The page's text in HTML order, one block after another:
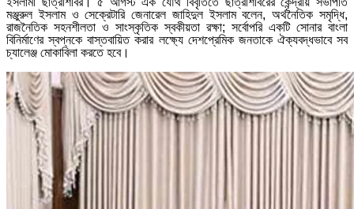
মঞ্জুরুল ইসলাম ও সেক্রেটারি জেনারেল জাহিদুল ইসলাম বলেন, অর্থনৈতিক সমৃদ্ধি,
রাজনৈতিক সহনশীলতা ও সাংস্কৃতিক স্বকীয়তা রক্ষা; সর্বোপরি একটি সোনার বাংলা
বিনির্মাণের স্বপ্নকে বাস্তবায়িত করার লক্ষ্যে দেশপ্রেমিক জনতাকে ঐক্যবদ্ধভাবে সব
চ্যালেঞ্জ মোকাবিলা করতে হবে।